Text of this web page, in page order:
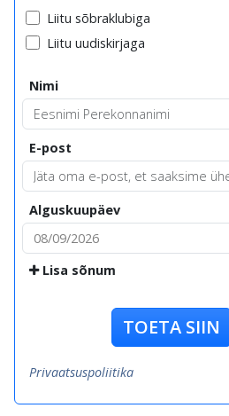
Liitu sõbraklubiga
Liitu uudiskirjaga
Nimi
E-post
Alguskuupäev
Lisa sõnum
TOETA SIIN
Privaatsuspoliitika